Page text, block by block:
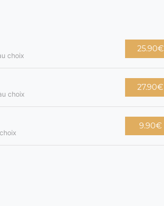
choix
25.90€
choix
27.90€
9.90€